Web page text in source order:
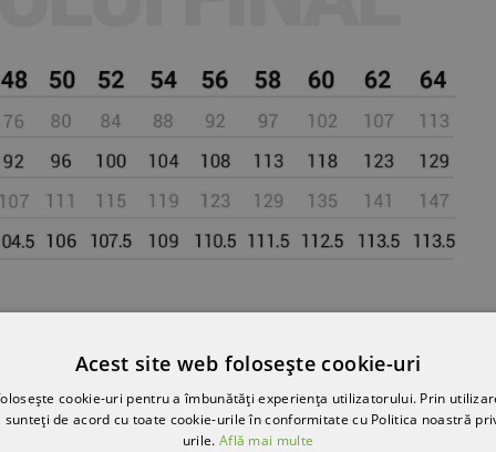
Acest site web folosește cookie-uri
cookie-uri pentru a îmbunătăți experiența utilizatorului. Prin
sunteți de acord cu toate cookie-urile în conformitate cu Politica noastră
urile. Află mai multe